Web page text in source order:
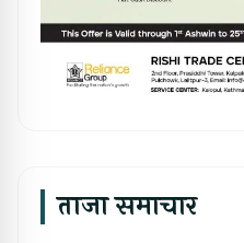
ताजा समाचार